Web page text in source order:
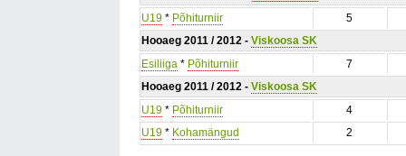
U19 * Põhiturniir 5
Hooaeg 2011 / 2012 - Viskoosa SK
Esiliiga * Põhiturniir 7
Hooaeg 2011 / 2012 - Viskoosa SK
U19 * Põhiturniir 4
U19 * Kohamängud 2